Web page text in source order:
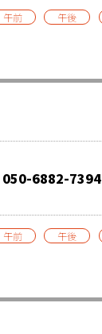
午前 午後
050-6882-7394
午前 午後